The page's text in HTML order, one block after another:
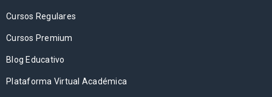
Cursos Regulares
Cursos Premium
Blog Educativo
Plataforma Virtual Académica